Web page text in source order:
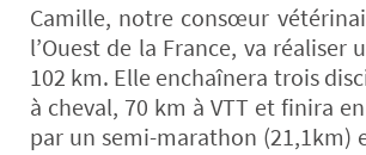
Camille, notre consœur
l’Ouest de la France, va réaliser
102 km. Elle enchaînera trois
à cheval, 70 km à VTT et finira
par un semi-marathon (21,1km)